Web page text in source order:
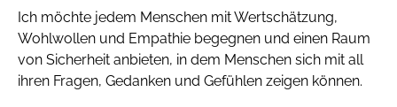
Ich möchte jedem Menschen mit Wertschätzung,
Wohlwollen und Empathie begegnen und einen Raum
von Sicherheit anbieten, in dem Menschen sich mit all
ihren Fragen, Gedanken und Gefühlen zeigen können.